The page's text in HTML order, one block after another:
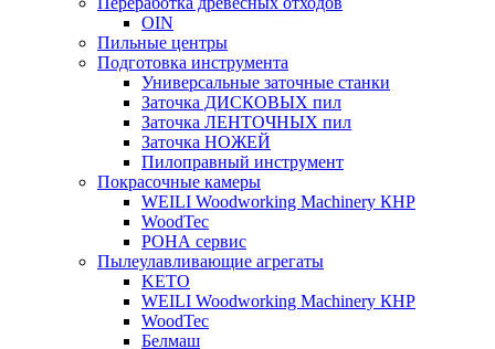
OIN
Пильные центры
Подготовка инструмента
Универсальные заточные станки
Заточка ДИСКОВЫХ пил
Заточка ЛЕНТОЧНЫХ пил
Заточка НОЖЕЙ
Пилоправный инструмент
Покрасочные камеры
WEILI Woodworking Machinery КНР
WoodTec
РОНА сервис
Пылеулавливающие агрегаты
KETO
WEILI Woodworking Machinery КНР
WoodTec
Белмаш